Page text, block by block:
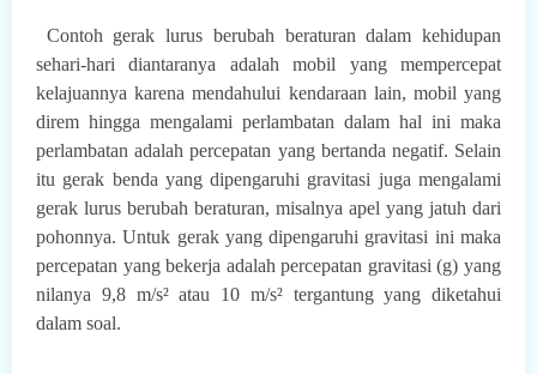
Contoh gerak lurus berubah beraturan dalam kehidupan
sehari-hari diantaranya adalah mobil yang mempercepat
kelajuannya karena mendahului kendaraan lain, mobil yang
direm hingga mengalami perlambatan dalam hal ini maka
perlambatan adalah percepatan yang bertanda negatif. Selain
itu gerak benda yang dipengaruhi gravitasi juga mengalami
gerak lurus berubah beraturan, misalnya apel yang jatuh dari
pohonnya. Untuk gerak yang dipengaruhi gravitasi ini maka
percepatan yang bekerja adalah percepatan gravitasi (g) yang
nilanya 9,8 m/s² atau 10 m/s² tergantung yang diketahui
dalam soal.